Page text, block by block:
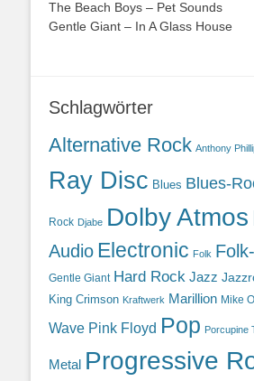
The Beach Boys – Pet Sounds
Gentle Giant – In A Glass House
Schlagwörter
Alternative Rock Anthony
Ray Disc Blues Blues-
Rock Djabe Dolby Atmos
Audio Electronic Folk
Gentle Giant Hard Rock Jazz
King Crimson Kraftwerk Marillion Mike
Wave Pink Floyd Pop Porcupine
Metal Progressive